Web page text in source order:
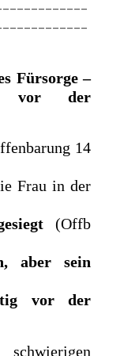
Fürsorge –
vor der
14
Frau in der
(Offb
aber sein
vor der